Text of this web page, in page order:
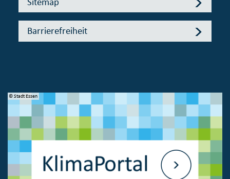
Barrierefreiheit
© Stadt Essen